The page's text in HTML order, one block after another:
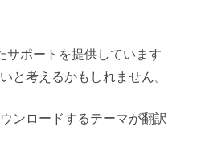
サポートを提供しています
と考えるかもしれません。
ンロードするテーマが翻訳